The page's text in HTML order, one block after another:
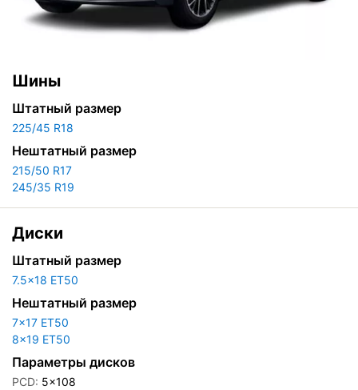
Шины
Штатный размер
225/45 R18
Нештатный размер
215/50 R17
245/35 R19
Диски
Штатный размер
7.5x18 ET50
Нештатный размер
7x17 ET50
8x19 ET50
Параметры дисков
PCD: 5x108